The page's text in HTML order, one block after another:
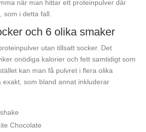
när man hittar ett proteinpulver där
som i detta fall.
och 6 olika smaker
utan tillsatt socker. Det
onödiga kalorier och fett samtidigt som
kan man få pulvret i flera olika
exakt, som bland annat inkluderar
Chocolate